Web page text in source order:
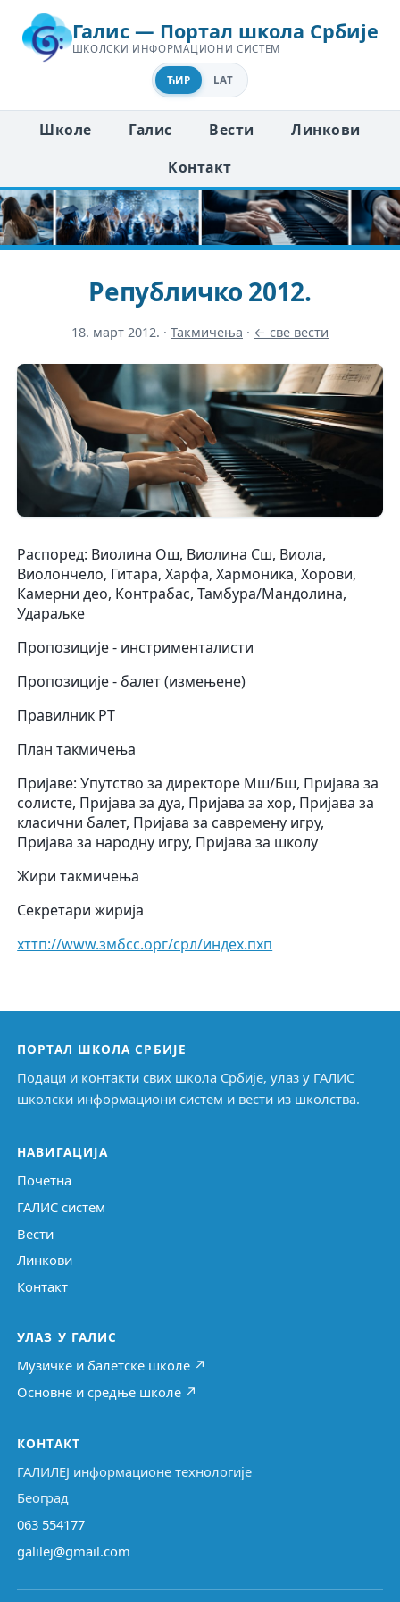
Галис — Портал школа Србије
ШКОЛСКИ ИНФОРМАЦИОНИ СИСТЕМ
ЋИР LAT
Школе Галис Вести
Линкови
Контакт
Републичко 2012.
18. март 2012. · Такмичења · ← све вести
Распоред: Виолина Ош, Виолина Сш, Виола,
Виолончело, Гитара, Харфа, Хармоника, Хорови,
Камерни део, Контрабас, Тамбура/Мандолина,
Удараљке
Пропозиције - инстрименталисти
Пропозиције - балет (измењене)
Правилник РТ
План такмичења
Пријаве: Упутство за директоре Мш/Бш, Пријава за
солисте, Пријава за дуа, Пријава за хор, Пријава за
класични балет, Пријава за савремену игру,
Пријава за народну игру, Пријава за школу
Жири такмичења
Секретари жирија
хттп://www.змбсс.орг/срл/индеx.пхп
ПОРТАЛ ШКОЛА СРБИЈЕ
Подаци и контакти свих школа Србије, улаз у ГАЛИС
школски информациони систем и вести из школства.
НАВИГАЦИЈА
Почетна
ГАЛИС систем
Вести
Линкови
Контакт
УЛАЗ У ГАЛИС
Музичке и балетске школе ↗
Основне и средње школе ↗
КОНТАКТ
ГАЛИЛЕЈ информационе технологије
Београд
063 554177
galilej@gmail.com